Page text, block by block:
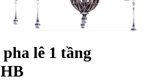
lê 1 tầng